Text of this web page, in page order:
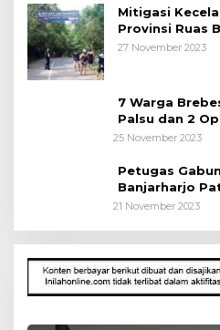
Mitigasi
Provinsi Ruas
27 November 2023
7 Warga
Palsu dan 2
25 November 2023
Petugas
Banjarharjo
21 November 2023